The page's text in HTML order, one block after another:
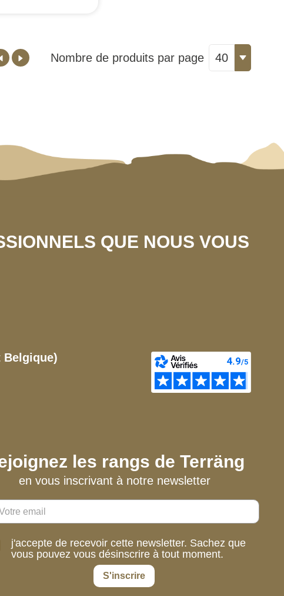
Nombre de produits par page 40
QUE NOUS VOUS
Belgique)
les rangs de Terräng
en vous inscrivant à notre newsletter
j'accepte de recevoir cette newsletter. Sachez que
vous pouvez vous désinscrire à tout moment.
S'inscrire